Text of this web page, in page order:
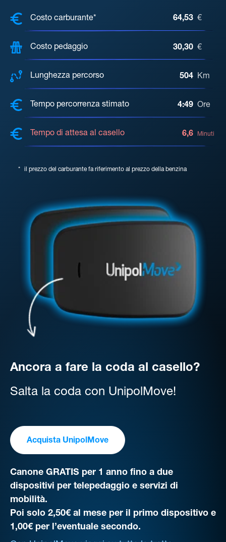
COSTI, DISTANZA, TEMPO DI
Costo carburante* 64,53 €
Costo pedaggio 30,30 €
Lunghezza percorso 504 Km
Tempo percorrenza stimato 4:49 Ore
Tempo di attesa al casello 6,6 Minuti
* il prezzo del carburante fa riferimento al prezzo della benzina
Ancora a fare la coda al casello?
Salta la coda con UnipolMove!
Acquista UnipolMove
Canone GRATIS per 1 anno fino a due
dispositivi per telepedaggio e servizi di
mobilità.
Poi solo 2,50€ al mese per il primo dispositivo e
1,00€ per l’eventuale secondo.